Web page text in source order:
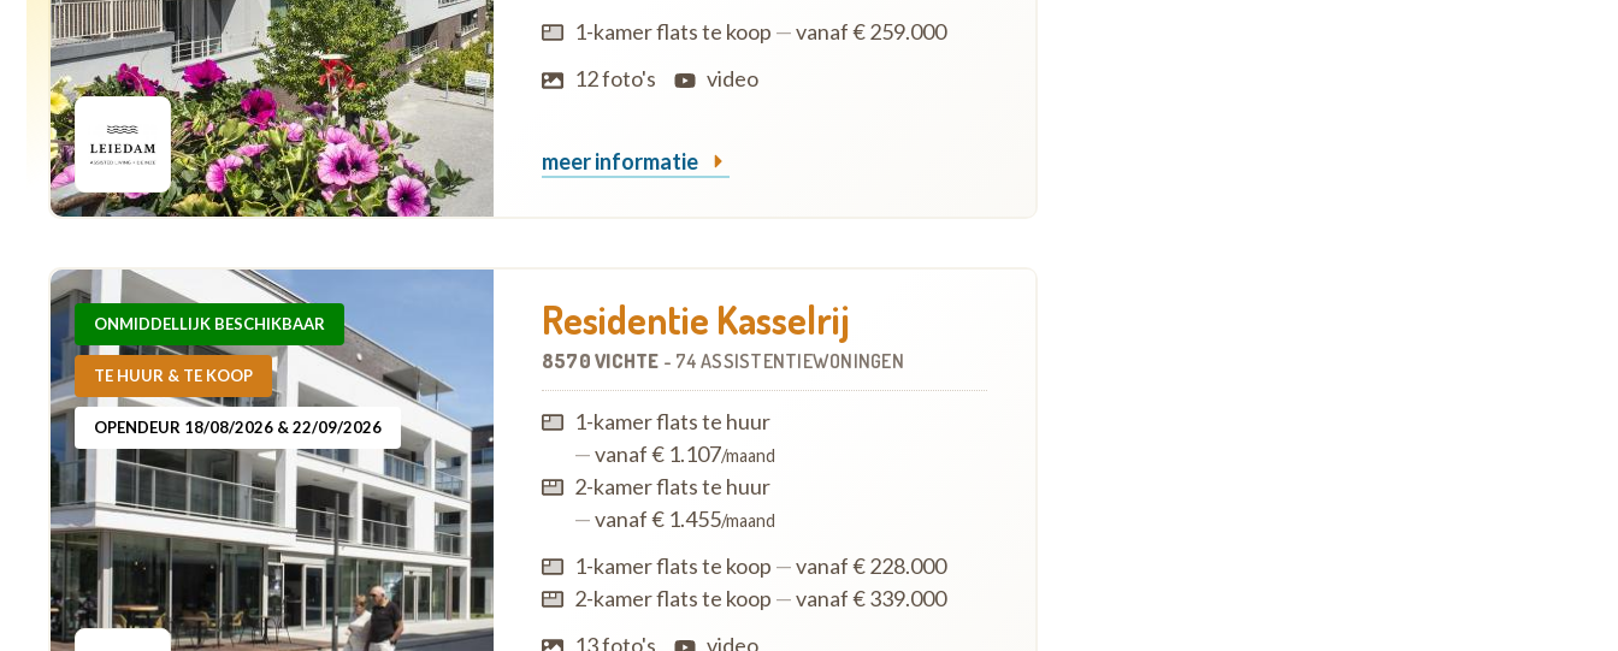
1-kamer flats te koop —vanaf € 259.000
12 foto's
video
meer informatie
ONMIDDELLIJK BESCHIKBAAR
TE HUUR & TE KOOP
OPENDEUR 18/08/2026 & 22/09/2026
Residentie Kasselrij
8570 VICHTE - 74 ASSISTENTIEWONINGEN
1-kamer flats te huur
—vanaf € 1.107/maand
2-kamer flats te huur
—vanaf € 1.455/maand
1-kamer flats te koop —vanaf € 228.000
2-kamer flats te koop —vanaf € 339.000
13 foto's
video